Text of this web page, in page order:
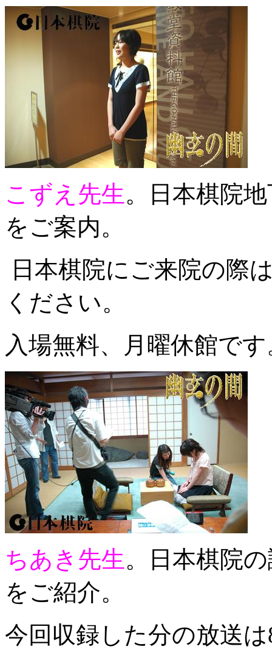
こずえ先生。日本棋院
をご案内。
日本棋院にご来院の際
ください。
入場無料、月曜休館で
ちあき先生。日本棋院
をご紹介。
今回収録した分の放送